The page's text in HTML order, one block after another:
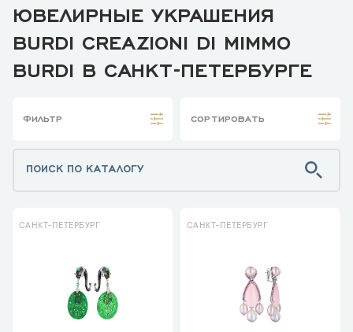
ЮВЕЛИРНЫЕ УКРАШЕНИЯ
BURDI CREAZIONI DI MIMMO
BURDI В САНКТ-ПЕТЕРБУРГЕ
ФИЛЬТР СОРТИРОВАТЬ
САНКТ-ПЕТЕРБУРГ САНКТ-ПЕТЕРБУРГ